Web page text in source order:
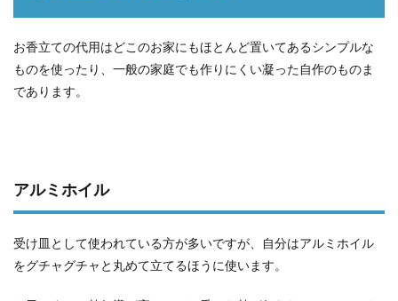
お香立ての代用はどこのお家にもほとんど置いてあるシンプルな
ものを使ったり、一般の家庭でも作りにくい凝った自作のものま
であります。
アルミホイル
受け皿として使われている方が多いですが、自分はアルミホイル
をグチャグチャと丸めて立てるほうに使います。